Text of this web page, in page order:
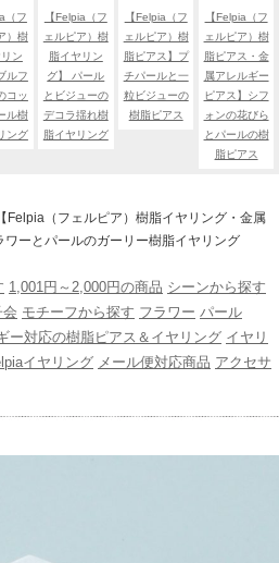
（フ
）樹
ン
ルフ
コッ
ル樹
ング
【Felpia（フ
ェルピア）樹
脂イヤリン
グ】 パール
とビジューの
デコラ揺れ樹
脂イヤリング
【Felpia（フ
ェルピア）樹
脂ピアス】プ
チパールと一
粒ビジューの
樹脂ピアス
【Felpia（フ
ェルピア）樹
脂ピアス・金
属アレルギー
ピアス】シフ
ォンの花びら
とパールの樹
脂ピアス
Felpia（フェルピア）樹脂イヤリング・金属
ーとパールのガーリー樹脂イヤリング
1,001円～2,000円の商品 シーンから探す
会 モチーフから探す フラワー パール
ー対応の樹脂ピアス＆イヤリング イヤリ
イヤリング メール便対応商品 アクセサ